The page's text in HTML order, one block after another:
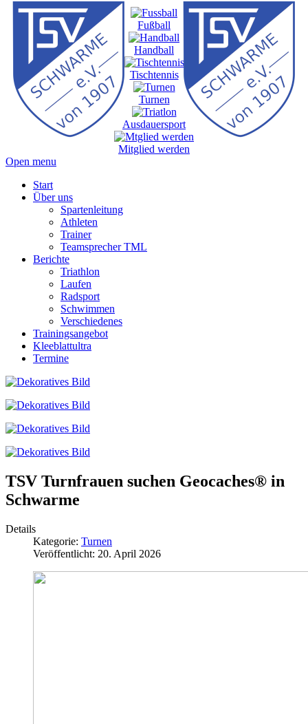
Fußball
Handball
Tischtennis
Turnen
Ausdauersport
Mitglied werden
Open menu
Start
Über uns
Spartenleitung
Athleten
Trainer
Teamsprecher TML
Berichte
Triathlon
Laufen
Radsport
Schwimmen
Verschiedenes
Trainingsangebot
Kleeblattultra
Termine
TSV Turnfrauen suchen Geocaches® in
Schwarme
Details
Kategorie: Turnen
Veröffentlicht: 20. April 2026